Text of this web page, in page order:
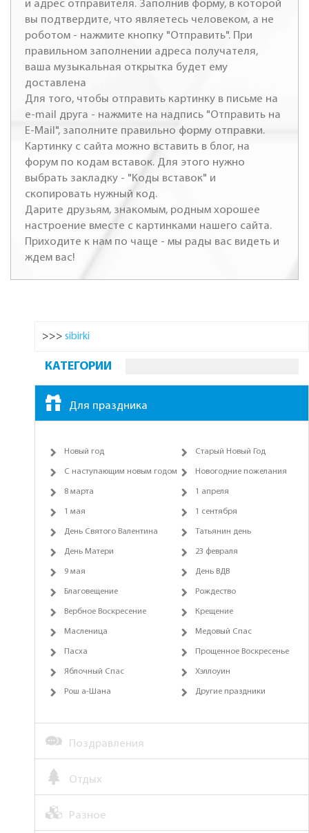
и адрес отправителя. Заполнив форму, в которой
вы подтвердите, что являетесь человеком, а не
роботом - нажмите кнопку "Отправить". При
правильном заполнении адреса получателя,
ваша музыкальная открытка будет ему
доставлена
Для того, чтобы отправить картинку в письме на
e-mail друга - нажмите на надпись "Отправить на
E-Mail", заполните правильно форму отправки.
Картинку с сайта можно вставить в блог, на
форум по кодам вставок. Для этого нужно
выбрать закладку - "Коды вставок" и
скопировать нужный код.
Дарите друзьям, знакомым, родным хорошее
настроение вместе с картинками нашего сайта.
Приходите к нам по чаще - мы рады вас видеть и
ждем вас!
>>> sibirki
КАТЕГОРИИ
Для праздника
Новый год Старый Новый Год
С наступающим новым годом Новогодние пожелания
8 марта 1 апреля
1 мая 1 сентября
День Святого Валентина Татьянин день
День Матери 23 февраля
9 мая День ВДВ
Благовещение Рождество
Вербное Воскресение Крещение
Масленица Медовый Спас
Пасха Прощенное Воскресенье
Яблочный Спас Хэллоуин
Рош а-Шана Другие праздники
Поздравления
Отдых
Разное